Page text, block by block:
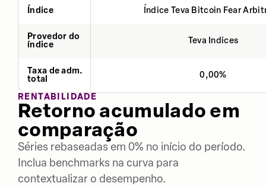
Índice Índice Teva Bitcoin Fear
Provedor do
índice
Teva Indices
Taxa de adm.
total
0,00%
RENTABILIDADE
Retorno acumulado em
comparação
Séries rebaseadas em 0% no início do período.
Inclua benchmarks na curva para
contextualizar o desempenho.